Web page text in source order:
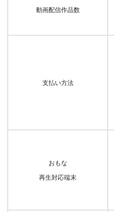
動画配信作品数
支払い方法
おもな
再生対応端末